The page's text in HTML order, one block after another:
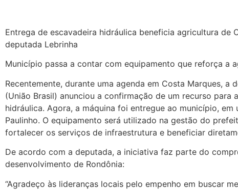
Entrega de escavadeira hidráulica beneficia agricultura de
deputada Lebrinha
Município passa a contar com equipamento que reforça a
Recentemente, durante uma agenda em Costa Marques, a
(União Brasil) anunciou a confirmação de um recurso para
hidráulica. Agora, a máquina foi entregue ao município,
Paulinho. O equipamento será utilizado na gestão do
fortalecer os serviços de infraestrutura e beneficiar
De acordo com a deputada, a iniciativa faz parte do
desenvolvimento de Rondônia:
“Agradeço às lideranças locais pelo empenho em buscar